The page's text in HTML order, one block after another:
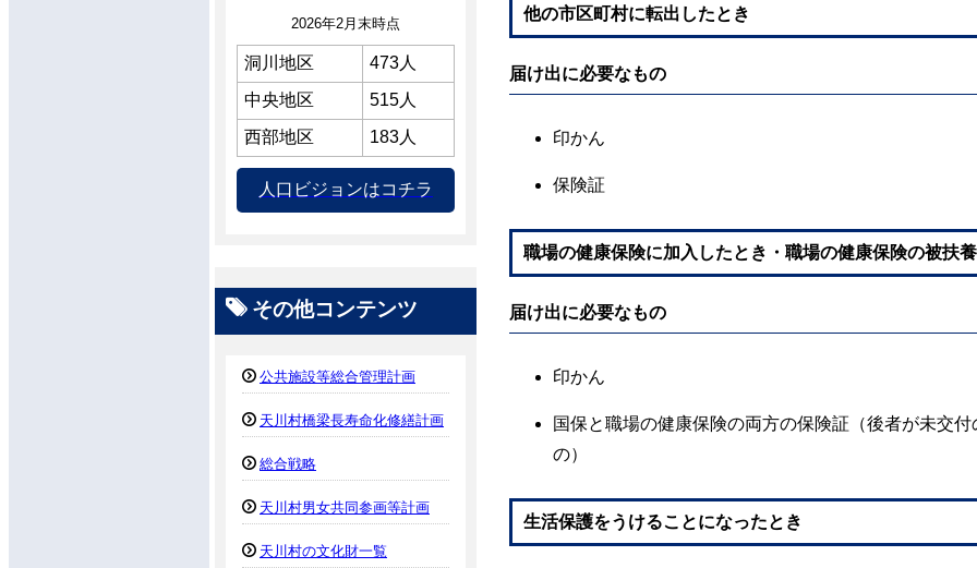
2026年2月末時点
洞川地区
473人
中央地区
515人
西部地区
183人
人口ビジョンはコチラ
その他コンテンツ
公共施設等総合管理計画
天川村橋梁長寿命化修繕計画
総合戦略
天川村男女共同参画等計画
天川村の文化財一覧
他の市区町村に転出したとき
届け出に必要なもの
印かん
保険証
職場の健康保険に加入したとき・職場の健康保険の被扶
届け出に必要なもの
印かん
国保と職場の健康保険の両方の保険証（後者が未交
の）
生活保護をうけることになったとき